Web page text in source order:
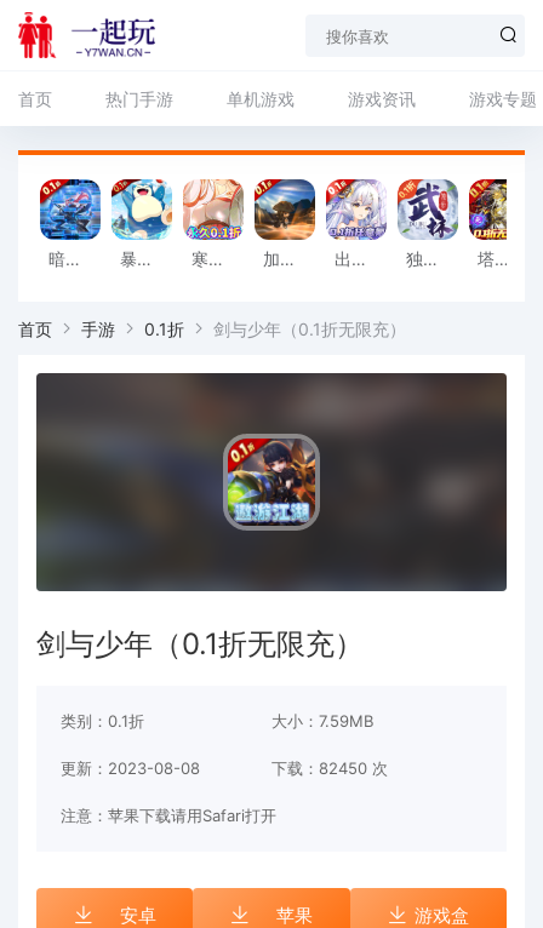
首页 热门手游 单机游戏 游戏资讯 游戏专题
暗夜圣徒（首续0.1折） 暴击猎人（0.1折扣版） 寒刃（永久0.1折） 加勒比海盗：启航（首续0.1折） 出击吧主公（0.1折） 独步武林（0.1折激爽版） 塔防镇魂师（0.1折无限充）
首页 手游 0.1折 剑与少年（0.1折无限充）
剑与少年（0.1折无限充）
类别：0.1折 大小：7.59MB
更新：2023-08-08 下载： 82450 次
注意：苹果下载请用Safari打开
安卓
苹果
游戏盒